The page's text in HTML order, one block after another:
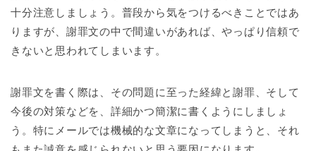
十分注意しましょう。普段から気をつけるべきことではあ
りますが、謝罪文の中で間違いがあれば、やっぱり信頼で
きないと思われてしまいます。
謝罪文を書く際は、その問題に至った経緯と謝罪、そして
今後の対策などを、詳細かつ簡潔に書くようにしましょ
う。特にメールでは機械的な文章になってしまうと、それ